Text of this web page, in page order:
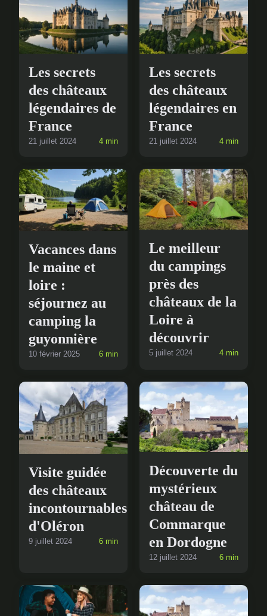
Les secrets
des châteaux
légendaires de
France
21 juillet 2024 4 min
Les secrets
des châteaux
légendaires en
France
21 juillet 2024 4 min
Vacances dans
le maine et
loire :
séjournez au
camping la
guyonnière
10 février 2025 6 min
Le meilleur
du campings
près des
châteaux de la
Loire à
découvrir
5 juillet 2024 4 min
Visite guidée
des châteaux
incontournables
d'Oléron
9 juillet 2024 6 min
Découverte du
mystérieux
château de
Commarque
en Dordogne
12 juillet 2024 6 min